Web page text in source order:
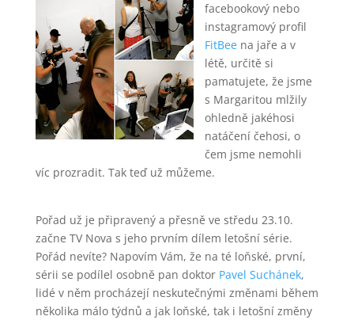
facebookový nebo
instagramový profil
FitBeena jaře a v
létě, určitě si
pamatujete, že jsme
s Margaritou mlžily
ohledně jakéhosi
natáčení čehosi, o
čem jsme nemohli
víc prozradit. Tak teď už můžeme.
Pořad už je připravený a přesně ve středu 23.10.
začne TV Nova s jeho prvním dílem letošní série.
Pořád nevíte? Napovím Vám, že na té loňské, první,
sérii se podílel osobně pan doktor Pavel Suchánek,
lidé v něm procházejí neskutečnými změnami během
několika málo týdnů a jak loňské, tak i letošní změny